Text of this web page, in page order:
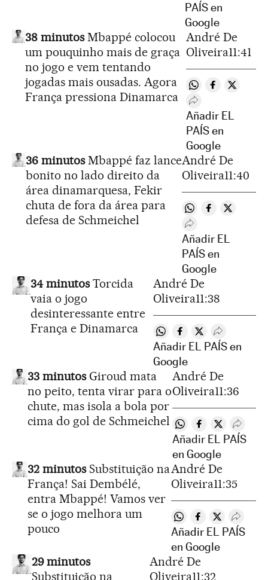
PAÍS en
Google
38 minutosMbappé colocou
um pouquinho mais de graça
no jogo e vem tentando
jogadas mais ousadas. Agora
França pressiona Dinamarca
André De
Oliveira11:41
Compartir en
Compartir
Desplegar Redes
Añadir EL
PAÍS en
Google
36 minutosMbappé faz lance
bonito no lado direito da
área dinamarquesa, Fekir
chuta de fora da área para
defesa de Schmeichel
André De
Oliveira11:40
Compartir en
Compartir en
Desplegar Redes
Añadir EL
PAÍS en
Google
34 minutosTorcida
vaia o jogo
desinteressante entre
França e Dinamarca
André De
Oliveira11:38
Compartir en Whatsapp
Compartir en
Compartir en
Desplegar
Añadir EL PAÍS en
Google
33 minutosGiroud mata
no peito, tenta virar para o
chute, mas isola a bola por
cima do gol de Schmeichel
André De
Oliveira11:36
Compartir en
Compartir en
Compartir
Añadir EL PAÍS
en Google
32 minutosSubstituição na
França! Sai Dembélé,
entra Mbappé! Vamos ver
se o jogo melhora um
pouco
André De
Oliveira11:35
Compartir en
Compartir en
Compartir
Añadir EL PAÍS
en Google
29 minutos
Substituição na
André De
Oliveira11:32